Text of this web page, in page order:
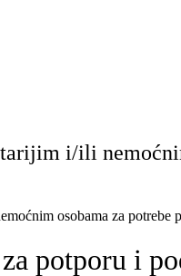
i/ili
osobama za potrebe
potporu i